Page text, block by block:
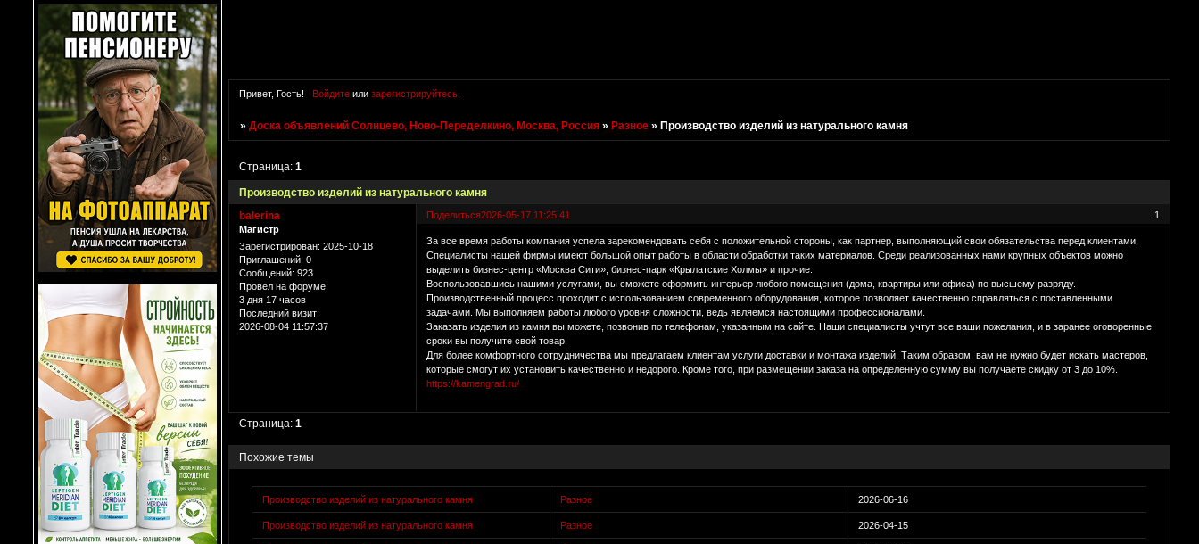
Привет, Гость! Войдитеили зарегистрируйтесь.
»Доска объявлений Солнцево, Ново-Переделкино, Москва, Россия »Разное »Производство изделий из натурального камня
Производство изделий из натурального камня
Страница:1
Поделиться 1
2026-05-17 11:25:41
balerina
Магистр
Зарегистрирован: 2025-10-18
Приглашений: 0
Сообщений: 923
Провел на форуме:
3 дня 17 часов
Последний визит:
2026-08-04 11:57:37
За все время работы компания успела зарекомендовать себя с положительной стороны, как партнер, выполняющий свои обязательства перед клиентами.
Специалисты нашей фирмы имеют большой опыт работы в области обработки таких материалов. Среди реализованных нами крупных объектов можно
выделить бизнес-центр «Москва Сити», бизнес-парк «Крылатские Холмы» и прочие.
Воспользовавшись нашими услугами, вы сможете оформить интерьер любого помещения (дома, квартиры или офиса) по высшему разряду.
Производственный процесс проходит с использованием современного оборудования, которое позволяет качественно справляться с поставленными
задачами. Мы выполняем работы любого уровня сложности, ведь являемся настоящими профессионалами.
Заказать изделия из камня вы можете, позвонив по телефонам, указанным на сайте. Наши специалисты учтут все ваши пожелания, и в заранее оговоренные
сроки вы получите свой товар.
Для более комфортного сотрудничества мы предлагаем клиентам услуги доставки и монтажа изделий. Таким образом, вам не нужно будет искать мастеров,
которые смогут их установить качественно и недорого. Кроме того, при размещении заказа на определенную сумму вы получаете скидку от 3 до 10%.
https://kamengrad.ru/
Страница:1
Похожие темы
Производство изделий из натурального камня Разное 2026-06-16
Производство изделий из натурального камня Разное 2026-04-15